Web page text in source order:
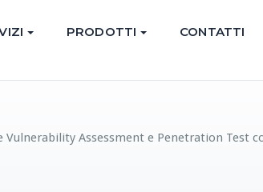
PRODOTTI CONTATTI
Vulnerability Assessment e Penetration Test